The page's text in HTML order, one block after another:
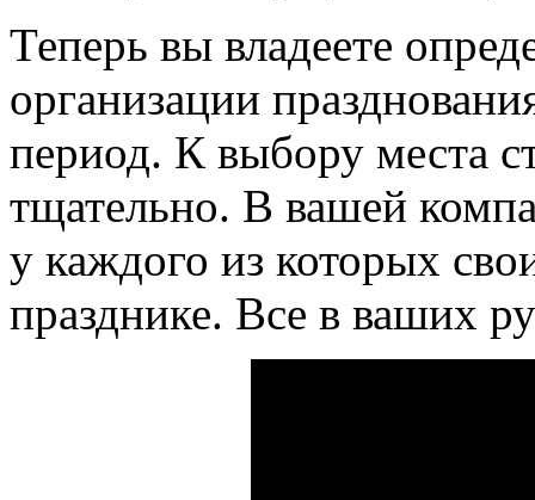
Теперь вы владеете
организации
период. К выбору места
тщательно. В вашей
у каждого из которых
празднике. Все в ваших